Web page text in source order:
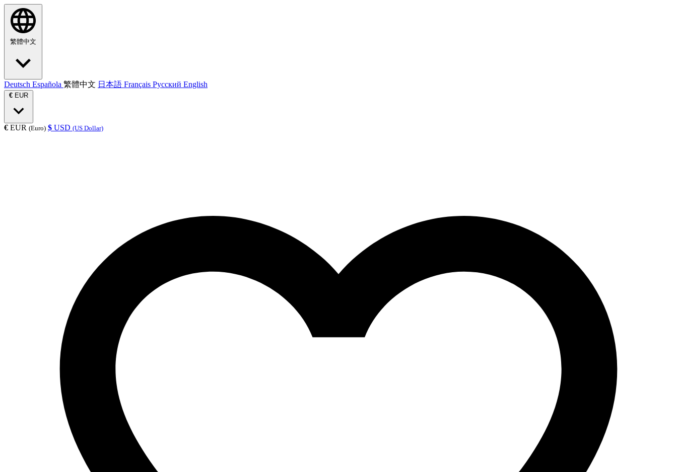
繁體中文
Deutsch Española 繁體中文 日本語 Français Русский English
€ EUR
€ EUR (Euro) $ USD (US Dollar)